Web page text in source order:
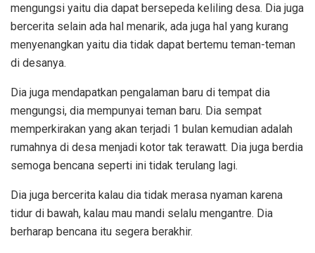
mengungsi yaitu dia dapat bersepeda keliling desa. Dia juga
bercerita selain ada hal menarik, ada juga hal yang kurang
menyenangkan yaitu dia tidak dapat bertemu teman-teman
di desanya.
Dia juga mendapatkan pengalaman baru di tempat dia
mengungsi, dia mempunyai teman baru. Dia sempat
memperkirakan yang akan terjadi 1 bulan kemudian adalah
rumahnya di desa menjadi kotor tak terawatt. Dia juga berdia
semoga bencana seperti ini tidak terulang lagi.
Dia juga bercerita kalau dia tidak merasa nyaman karena
tidur di bawah, kalau mau mandi selalu mengantre. Dia
berharap bencana itu segera berakhir.